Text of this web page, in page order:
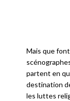
Mais que
partent en
destination
les luttes